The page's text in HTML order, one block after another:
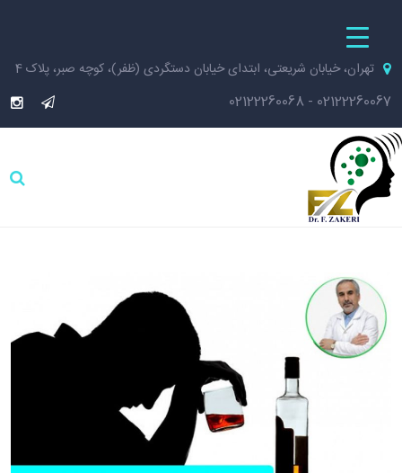
تهران، خیابان شریعتی، ابتدای خیابان دستگردی (ظفر)، کوچه صبر، پلاک 4
02122260067
-
02122260068